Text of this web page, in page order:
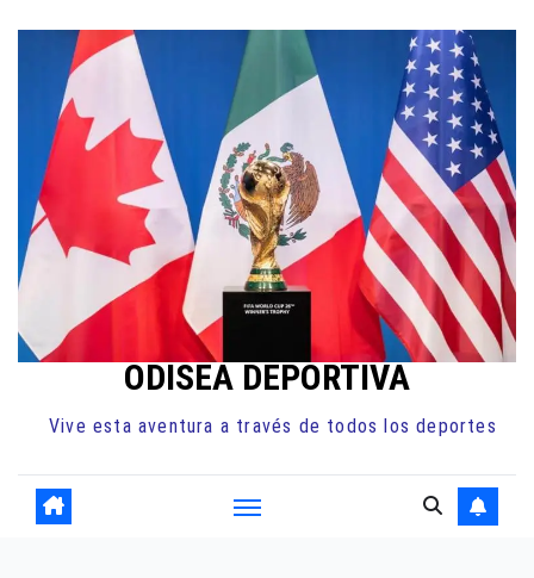
contenido
ODISEA DEPORTIVA
Vive esta aventura a través de todos los deportes